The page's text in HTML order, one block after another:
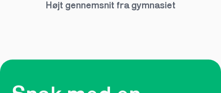
Højt gennemsnit fra gymnasiet